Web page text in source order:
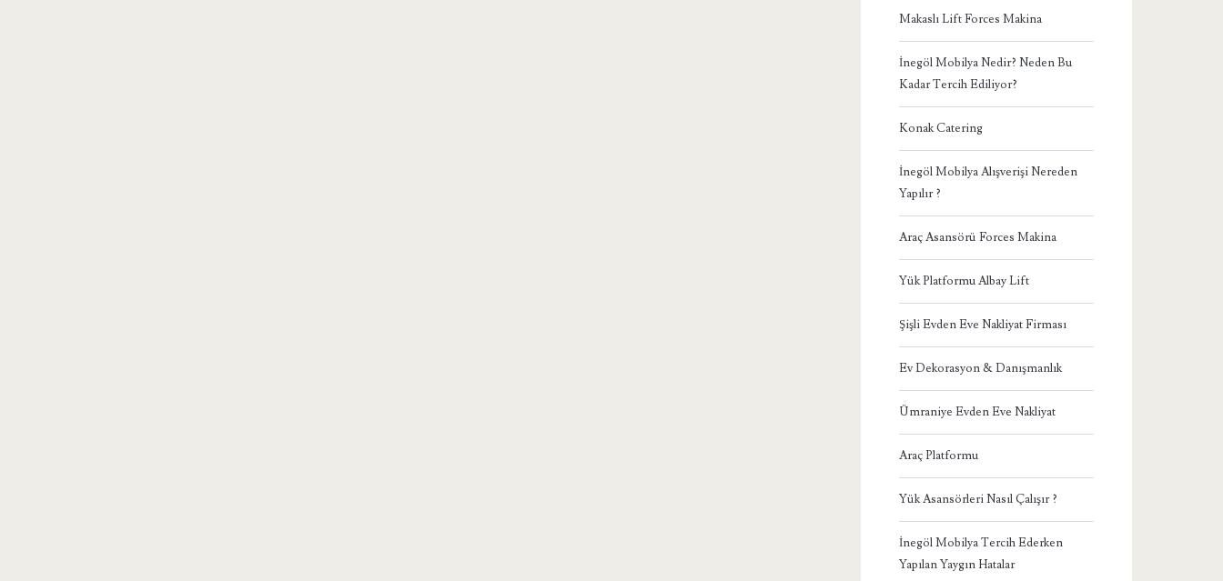
Makaslı Lift Forces Makina
İnegöl Mobilya Nedir? Neden Bu
Kadar Tercih Ediliyor?
Konak Catering
İnegöl Mobilya Alışverişi Nereden
Yapılır ?
Araç Asansörü Forces Makina
Yük Platformu Albay Lift
Şişli Evden Eve Nakliyat Firması
Ev Dekorasyon & Danışmanlık
Ümraniye Evden Eve Nakliyat
Araç Platformu
Yük Asansörleri Nasıl Çalışır ?
İnegöl Mobilya Tercih Ederken
Yapılan Yaygın Hatalar